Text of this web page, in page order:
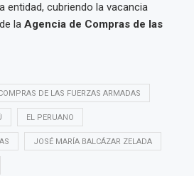
entidad, cubriendo la vacancia
la Agencia de Compras de las
DE LAS FUERZAS ARMADAS
EL PERUANO
JOSÉ MARÍA BALCÁZAR ZELADA